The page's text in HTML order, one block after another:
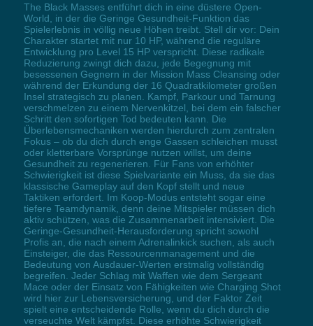
The Black Masses entführt dich in eine düstere Open-
World, in der die Geringe Gesundheit-Funktion das
Spielerlebnis in völlig neue Höhen treibt. Stell dir vor: Dein
Charakter startet mit nur 10 HP, während die reguläre
Entwicklung pro Level 15 HP verspricht. Diese radikale
Reduzierung zwingt dich dazu, jede Begegnung mit
besessenen Gegnern in der Mission Mass Cleansing oder
während der Erkundung der 16 Quadratkilometer großen
Insel strategisch zu planen. Kampf, Parkour und Tarnung
verschmelzen zu einem Nervenkitzel, bei dem ein falscher
Schritt den sofortigen Tod bedeuten kann. Die
Überlebensmechaniken werden hierdurch zum zentralen
Fokus – ob du dich durch enge Gassen schleichen musst
oder kletterbare Vorsprünge nutzen willst, um deine
Gesundheit zu regenerieren. Für Fans von erhöhter
Schwierigkeit ist diese Spielvariante ein Muss, da sie das
klassische Gameplay auf den Kopf stellt und neue
Taktiken erfordert. Im Koop-Modus entsteht sogar eine
tiefere Teamdynamik, denn deine Mitspieler müssen dich
aktiv schützen, was die Zusammenarbeit intensiviert. Die
Geringe-Gesundheit-Herausforderung spricht sowohl
Profis an, die nach einem Adrenalinkick suchen, als auch
Einsteiger, die das Ressourcenmanagement und die
Bedeutung von Ausdauer-Werten erstmalig vollständig
begreifen. Jeder Schlag mit Waffen wie dem Sergeant
Mace oder der Einsatz von Fähigkeiten wie Charging Shot
wird hier zur Lebensversicherung, und der Faktor Zeit
spielt eine entscheidende Rolle, wenn du dich durch die
verseuchte Welt kämpfst. Diese erhöhte Schwierigkeit